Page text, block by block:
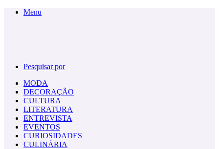
Menu
Pesquisar por
MODA
DECORAÇÃO
CULTURA
LITERATURA
ENTREVISTA
EVENTOS
CURIOSIDADES
CULINÁRIA